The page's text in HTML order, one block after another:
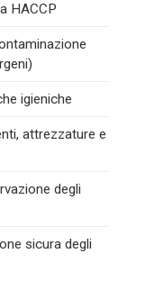
HACCP
igieniche
attrezzature e
degli
sicura degli